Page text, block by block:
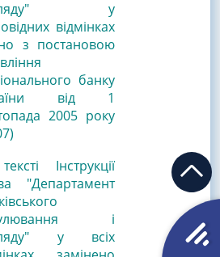
у
відмінках
з постановою
банку
від 1
2005 року
Інструкції
"Департамент
і
у всіх